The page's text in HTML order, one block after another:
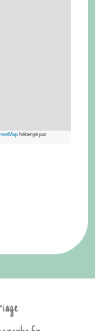
hébergé par